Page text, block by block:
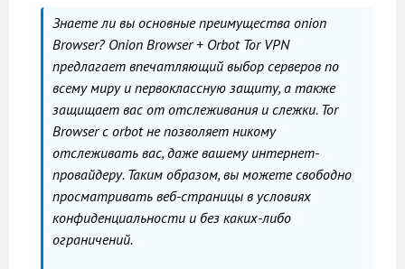
Знаете ли вы основные преимущества onion
Browser? Onion Browser + Orbot Tor VPN
предлагает впечатляющий выбор серверов по
всему миру и первоклассную защиту, а также
защищает вас от отслеживания и слежки. Tor
Browser с orbot не позволяет никому
отслеживать вас, даже вашему интернет-
провайдеру. Таким образом, вы можете свободно
просматривать веб-страницы в условиях
конфиденциальности и без каких-либо
ограничений.